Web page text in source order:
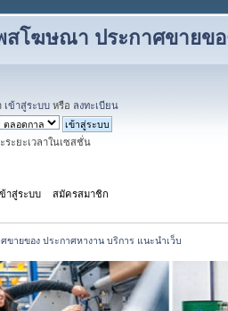
สโฆษณา ประกาศขายข
เข้าสู่ระบบ หรือ ลงทะเบียน
ระยะเวลาในเซสชั่น
ข้าสู่ระบบ สมัครสมาชิก
ายของ ประกาศหางาน บริการ แนะนำเว็บ